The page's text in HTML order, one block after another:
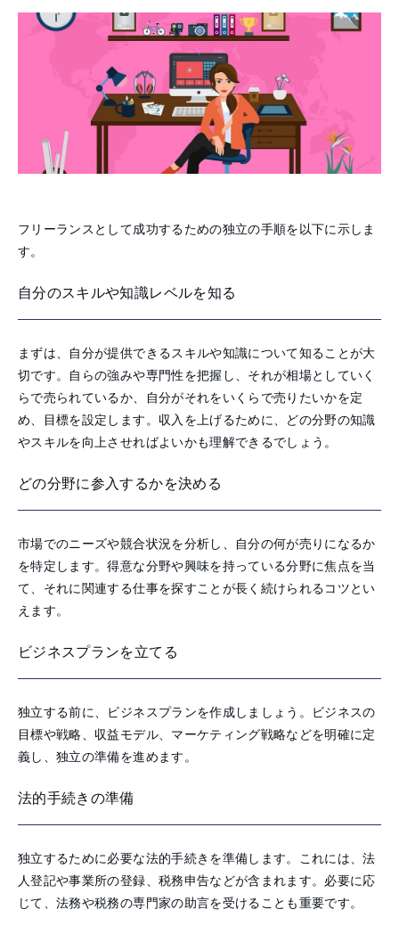
フリーランスとして成功するための独立の手順を以下に示しま
す。
自分のスキルや知識レベルを知る
まずは、自分が提供できるスキルや知識について知ることが大
切です。自らの強みや専門性を把握し、それが相場としていく
らで売られているか、自分がそれをいくらで売りたいかを定
め、目標を設定します。収入を上げるために、どの分野の知識
やスキルを向上させればよいかも理解できるでしょう。
どの分野に参入するかを決める
市場でのニーズや競合状況を分析し、自分の何が売りになるか
を特定します。得意な分野や興味を持っている分野に焦点を当
て、それに関連する仕事を探すことが長く続けられるコツとい
えます。
ビジネスプランを立てる
独立する前に、ビジネスプランを作成しましょう。ビジネスの
目標や戦略、収益モデル、マーケティング戦略などを明確に定
義し、独立の準備を進めます。
法的手続きの準備
独立するために必要な法的手続きを準備します。これには、法
人登記や事業所の登録、税務申告などが含まれます。必要に応
じて、法務や税務の専門家の助言を受けることも重要です。